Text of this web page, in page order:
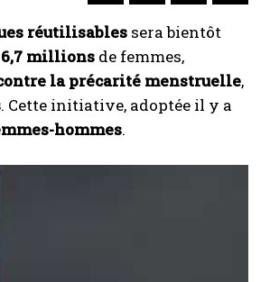
réutilisables sera bientôt
6,7 millions de femmes,
la précarité menstruelle,
. Cette initiative, adoptée il y a
hommes.